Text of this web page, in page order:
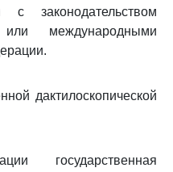
законодательством
международными
дактилоскопической
государственная